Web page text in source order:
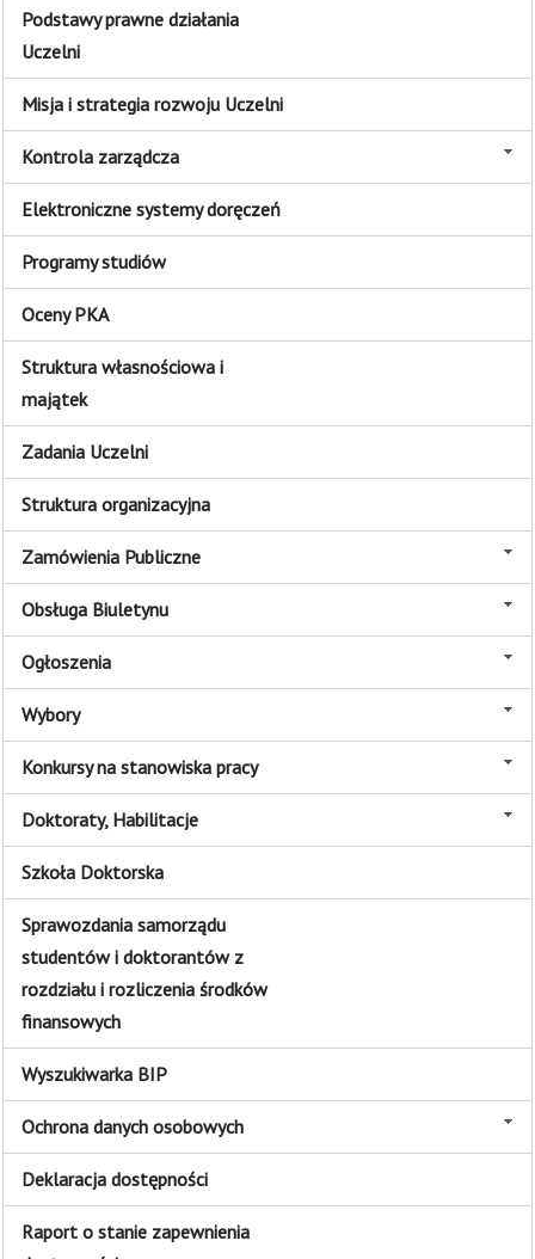
Podstawy prawne działania
Uczelni
Misja i strategia rozwoju Uczelni
Kontrola zarządcza
Elektroniczne systemy doręczeń
Programy studiów
Oceny PKA
Struktura własnościowa i
majątek
Zadania Uczelni
Struktura organizacyjna
Zamówienia Publiczne
Obsługa Biuletynu
Ogłoszenia
Wybory
Konkursy na stanowiska pracy
Doktoraty, Habilitacje
Szkoła Doktorska
Sprawozdania samorządu
studentów i doktorantów z
rozdziału i rozliczenia środków
finansowych
Wyszukiwarka BIP
Ochrona danych osobowych
Deklaracja dostępności
Raport o stanie zapewnienia